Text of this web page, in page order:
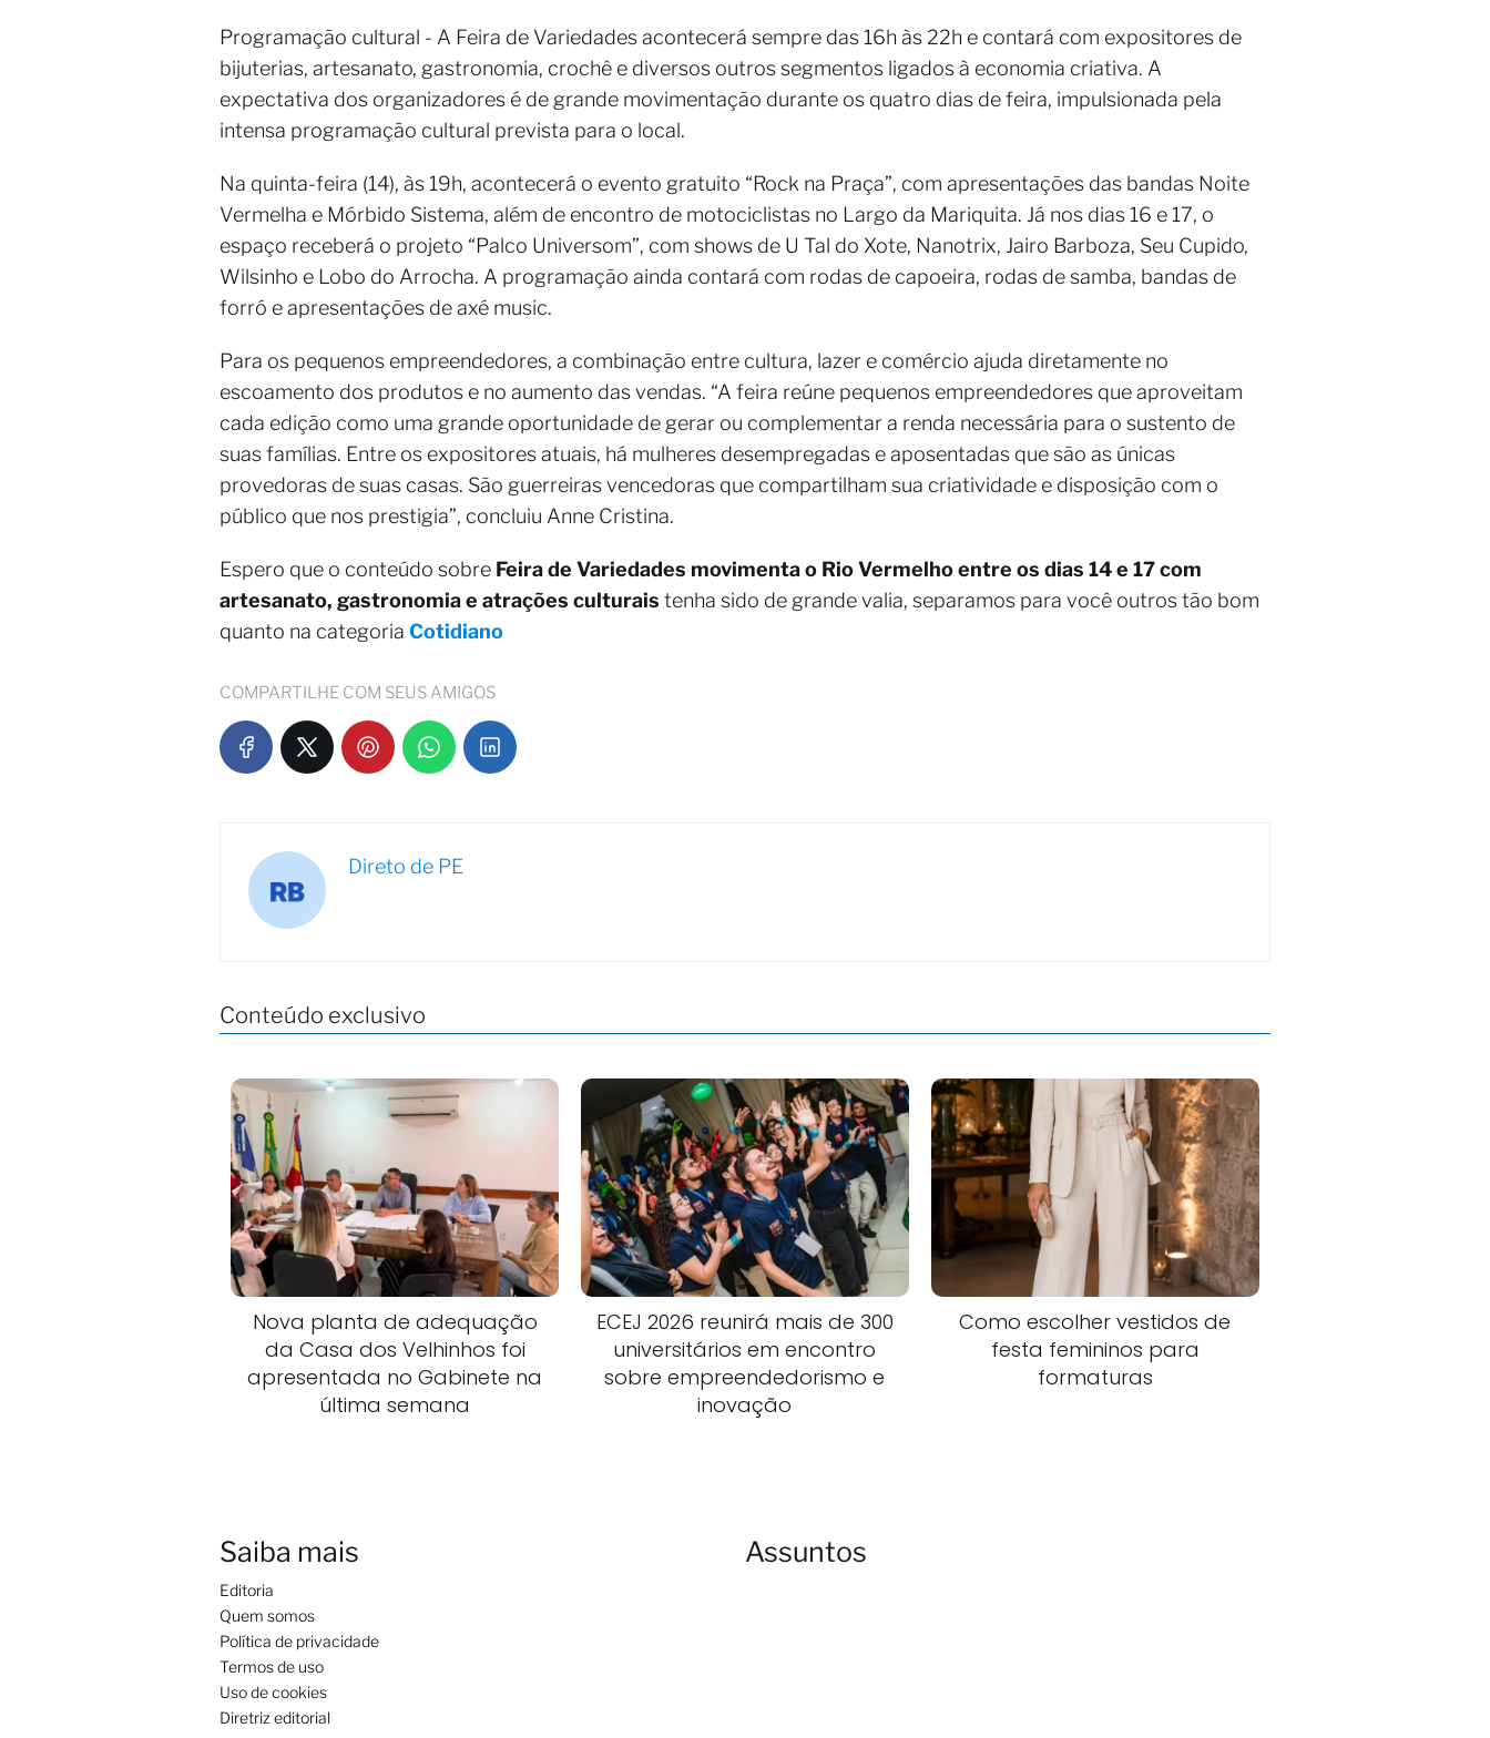
Programação cultural - A Feira de Variedades acontecerá sempre das 16h às 22h e contará com expositores de
bijuterias, artesanato, gastronomia, crochê e diversos outros segmentos ligados à economia criativa. A
expectativa dos organizadores é de grande movimentação durante os quatro dias de feira, impulsionada pela
intensa programação cultural prevista para o local.
Na quinta-feira (14), às 19h, acontecerá o evento gratuito “Rock na Praça”, com apresentações das bandas Noite
Vermelha e Mórbido Sistema, além de encontro de motociclistas no Largo da Mariquita. Já nos dias 16 e 17, o
espaço receberá o projeto “Palco Universom”, com shows de U Tal do Xote, Nanotrix, Jairo Barboza, Seu Cupido,
Wilsinho e Lobo do Arrocha. A programação ainda contará com rodas de capoeira, rodas de samba, bandas de
forró e apresentações de axé music.
Para os pequenos empreendedores, a combinação entre cultura, lazer e comércio ajuda diretamente no
escoamento dos produtos e no aumento das vendas. “A feira reúne pequenos empreendedores que aproveitam
cada edição como uma grande oportunidade de gerar ou complementar a renda necessária para o sustento de
suas famílias. Entre os expositores atuais, há mulheres desempregadas e aposentadas que são as únicas
provedoras de suas casas. São guerreiras vencedoras que compartilham sua criatividade e disposição com o
público que nos prestigia”, concluiu Anne Cristina.
Espero que o conteúdo sobre Feira de Variedades movimenta o Rio Vermelho entre os dias 14 e 17 com
artesanato, gastronomia e atrações culturais tenha sido de grande valia, separamos para você outros tão bom
quanto na categoria Cotidiano
COMPARTILHE COM SEUS AMIGOS
Direto de PE
Conteúdo exclusivo
Nova planta de adequação
da Casa dos Velhinhos foi
apresentada no Gabinete na
última semana
ECEJ 2026 reunirá mais de 300
universitários em encontro
sobre empreendedorismo e
inovação
Como escolher vestidos de
festa femininos para
formaturas
Saiba mais
Editoria
Quem somos
Política de privacidade
Termos de uso
Uso de cookies
Diretriz editorial
Assuntos